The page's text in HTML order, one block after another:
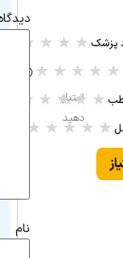
امتیاز
دهید
پزشک ★
★
★
★
★
★
★
★
★ (۰ رأی)
★
★
★
★
★
★
★
★
★
★
نام